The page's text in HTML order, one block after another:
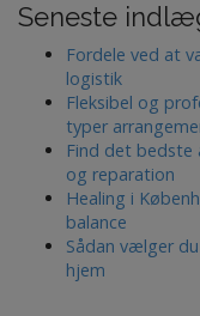
a
f
Seneste
Fordele ved at
logistik
Fleksibel og
typer
Find det
og reparation
Healing i
balance
Sådan vælger
hjem